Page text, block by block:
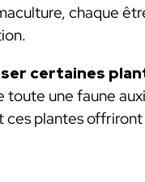
chaque
certaines
une faune
ces plantes